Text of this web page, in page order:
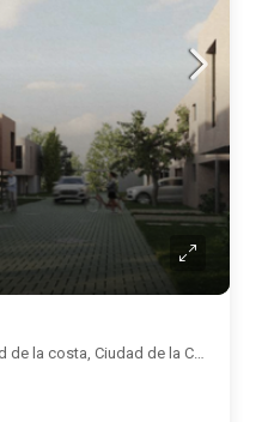
Avenida Jorge Williams, Ciudad de la costa, Ciudad de la Costa